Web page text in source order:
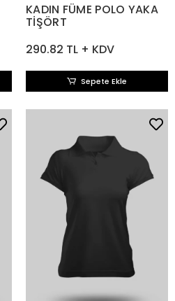
KADIN FÜME POLO YAKA
TİŞÖRT
290.82 TL + KDV
Sepete Ekle